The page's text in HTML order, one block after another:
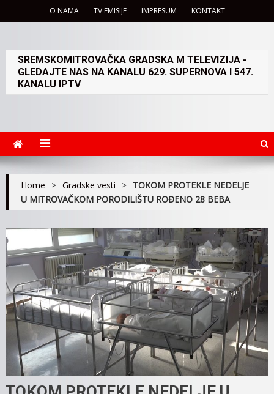
O NAMA TV EMISIJE IMPRESUM KONTAKT
SREMSKOMITROVAČKA GRADSKA M TELEVIZIJA -
GLEDAJTE NAS NA KANALU 629. SUPERNOVA I 547.
KANALU IPTV
Home > Gradske vesti > TOKOM PROTEKLE NEDELJE
U MITROVAČKOM PORODILIŠTU ROĐENO 28 BEBA